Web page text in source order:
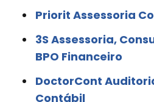
Priorit Assessoria
3S Assessoria,
BPO Financeiro
DoctorCont
Contábil